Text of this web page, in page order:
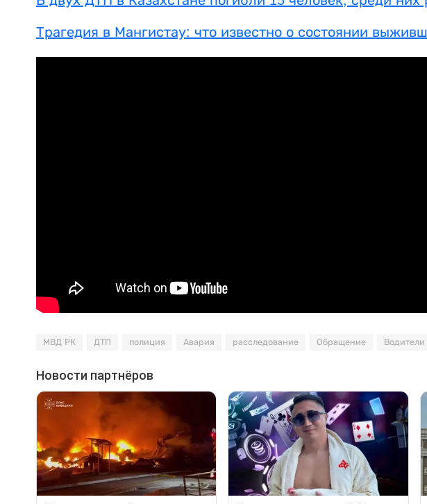
Трагедия в Мангистау: что известно о состоянии
МВД РК ДТП полиция Авария расследование Обращение Водители